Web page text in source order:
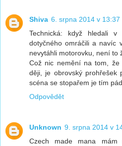
Shiva 6. srpna 2014 v 13:37
Technická: když hledali
dotyčného omráčili a navíc
nevytáhli motorovku, není to
Což nic nemění na tom, že
ději, je obrovský prohřešek
scéna se stopařem je tím
Odpovědět
Unknown 9. srpna 2014 v
Czech made mana